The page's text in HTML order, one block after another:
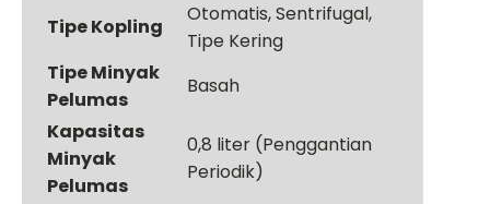
Tipe Kopling
Otomatis, Sentrifugal,
Tipe Kering
Tipe Minyak
Pelumas
Basah
Kapasitas
Minyak
Pelumas
0,8 liter (Penggantian
Periodik)